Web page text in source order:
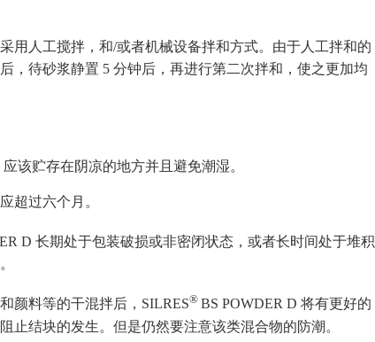
用人工搅拌，和/或者机械设备拌和方式。由于人工拌和的
，待砂浆静置 5 分钟后，再进行第二次拌和，使之更加均
该贮存在阴凉的地方并且避免潮湿。
超过六个月。
D 长期处于包装破损或非密闭状态，或者长时间处于堆积
颜料等的干混拌后，SILRES® BS POWDER D 将有更好的
止结块的发生。但是仍然要注意该类混合物的防潮。